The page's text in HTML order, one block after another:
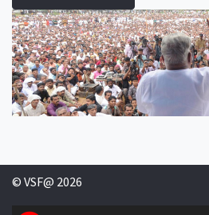
© VSF@ 2026